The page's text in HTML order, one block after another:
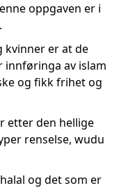
oppgaven er i
kvinner er at de
innføringa av islam
og fikk frihet og
etter den hellige
renselse, wudu
og det som er